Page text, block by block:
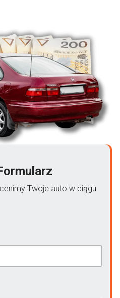
Twoje auto w ciągu